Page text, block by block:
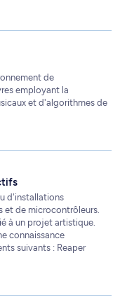
de
employant la
et d'algorithmes de
d'installations
et de microcontrôleurs.
à un projet artistique.
connaissance
suivants : Reaper